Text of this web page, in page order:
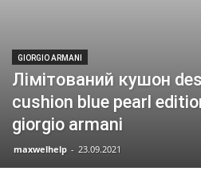
GIORGIO ARMANI
Лімітований кушон
cushion blue pearl
giorgio armani
maxwelhelp - 23.09.2021